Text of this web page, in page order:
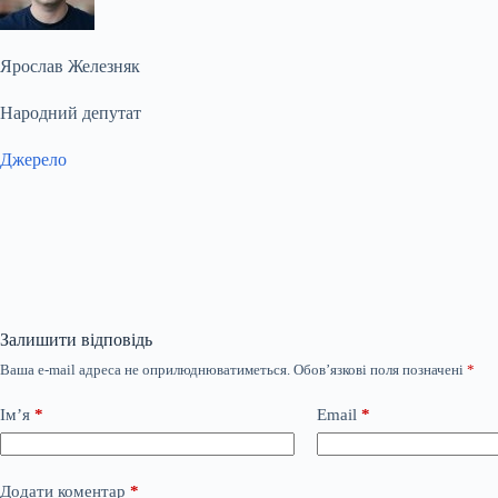
Ярослав Железняк
Народний депутат
Джерело
Залишити відповідь
Ваша e-mail адреса не оприлюднюватиметься. Обов’язкові поля позначені *
Ім’я * Email *
Додати коментар *